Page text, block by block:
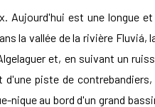
Aujourd'hui est une longue
la vallée de la rivière Fluviá,
et, en suivant un
d'une piste de
nique au bord d'un grand